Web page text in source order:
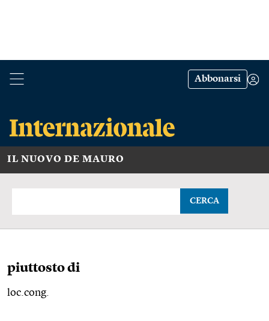
Abbonarsi
IL NUOVO DE MAURO
CERCA
piuttosto di
loc.cong.